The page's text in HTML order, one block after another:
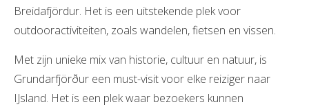
Breidafjördur. Het is een uitstekende plek voor
outdooractiviteiten, zoals wandelen, fietsen en vissen.
Met zijn unieke mix van historie, cultuur en natuur, is
Grundarfjörður een must-visit voor elke reiziger naar
IJsland. Het is een plek waar bezoekers kunnen